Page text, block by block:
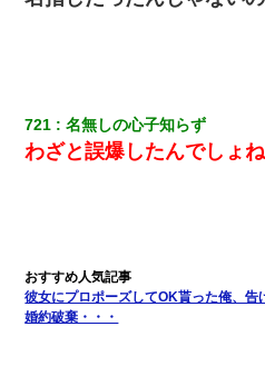
721 名無しの心子知らず
わざと誤爆したんでしょね
彼女にプロポーズしてOK貰った俺、
婚約破棄・・・